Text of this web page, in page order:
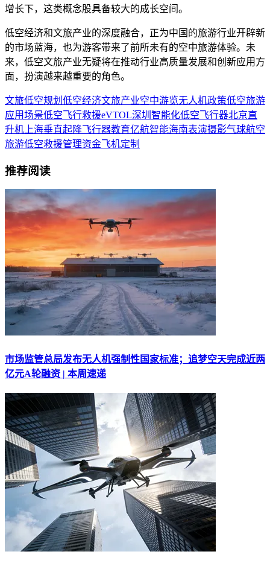
增长下，这类概念股具备较大的成长空间。
低空经济和文旅产业的深度融合，正为中国的旅游行业开辟新
的市场蓝海，也为游客带来了前所未有的空中旅游体验。未
来，低空文旅产业无疑将在推动行业高质量发展和创新应用方
面，扮演越来越重要的角色。
文旅低空规划 低空经济文旅产业空中游览无人机政策低空旅游
应用场景低空飞行救援eVTOL深圳 智能化低空飞行器北京直
升机 上海垂直起降飞行器教育亿航智能海南表演摄影气球航空
旅游低空救援管理资金飞机定制
推荐阅读
市场监管总局发布无人机强制性国家标准；追梦空天完成近两
亿元A轮融资 | 本周速递